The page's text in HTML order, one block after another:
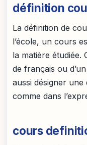
définition
La définition de
l’école, un cours
la matière étudiée.
de français ou
aussi désigner
comme dans
cours